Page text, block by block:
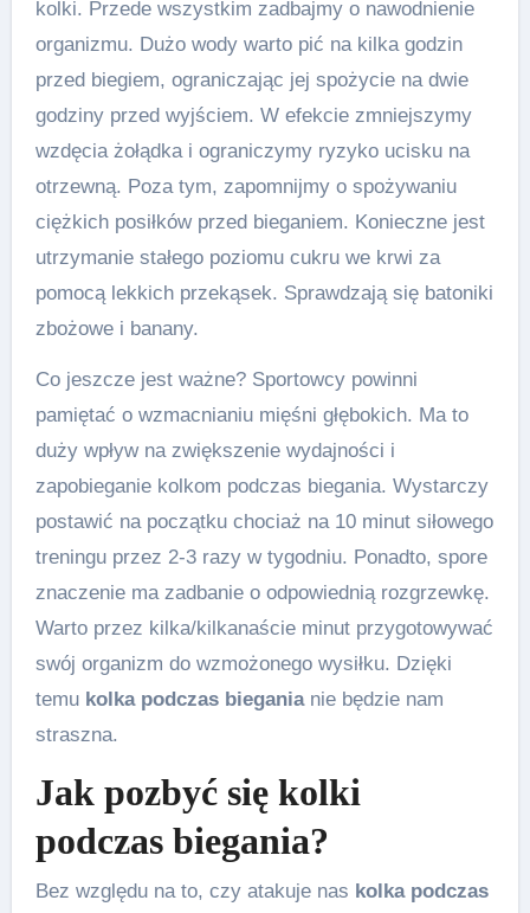
kolki. Przede wszystkim zadbajmy o nawodnienie
organizmu. Dużo wody warto pić na kilka godzin
przed biegiem, ograniczając jej spożycie na dwie
godziny przed wyjściem. W efekcie zmniejszymy
wzdęcia żołądka i ograniczymy ryzyko ucisku na
otrzewną. Poza tym, zapomnijmy o spożywaniu
ciężkich posiłków przed bieganiem. Konieczne jest
utrzymanie stałego poziomu cukru we krwi za
pomocą lekkich przekąsek. Sprawdzają się batoniki
zbożowe i banany.
Co jeszcze jest ważne? Sportowcy powinni
pamiętać o wzmacnianiu mięśni głębokich. Ma to
duży wpływ na zwiększenie wydajności i
zapobieganie kolkom podczas biegania. Wystarczy
postawić na początku chociaż na 10 minut siłowego
treningu przez 2-3 razy w tygodniu. Ponadto, spore
znaczenie ma zadbanie o odpowiednią rozgrzewkę.
Warto przez kilka/kilkanaście minut przygotowywać
swój organizm do wzmożonego wysiłku. Dzięki
temu kolka podczas biegania nie będzie nam
straszna.
Jak pozbyć się kolki
podczas biegania?
Bez względu na to, czy atakuje nas kolka podczas